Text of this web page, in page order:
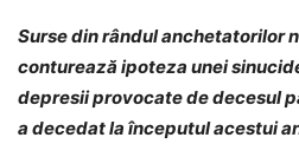
Surse din rândul anchetatorilor
conturează ipoteza unei
depresii provocate de decesul
a decedat la începutul acestui